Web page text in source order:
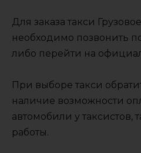
Для заказа такси
необходимо позвонить
либо перейти на
При выборе такси
наличие возможности
автомобили у таксистов,
работы.